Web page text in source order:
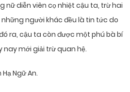
nữ diễn viên cọ nhiệt cậu ta, trừ hai
người khác đều là tin tức do
ra, cậu ta còn được một phú bà bí
mới giải trừ quan hệ.
Ngữ An.